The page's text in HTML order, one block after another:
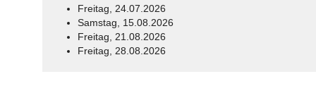
Freitag, 24.07.2026
Samstag, 15.08.2026
Freitag, 21.08.2026
Freitag, 28.08.2026